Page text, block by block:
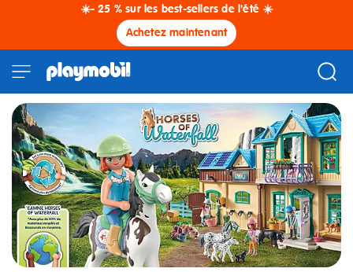
☀️- 25 % sur les best-sellers de l'été ☀️
Achetez maintenant